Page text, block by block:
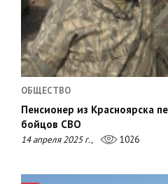
ОБЩЕСТВО
Пенсионер из Красноярска
бойцов СВО
14 апреля 2025 г., 1026